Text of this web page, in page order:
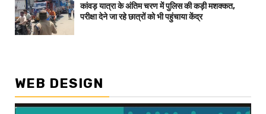
कांवड़ यात्रा के अंतिम चरण में पुलिस की कड़ी मशक्कत,
परीक्षा देने जा रहे छात्रों को भी पहुंचाया केंद्र
WEB DESIGN